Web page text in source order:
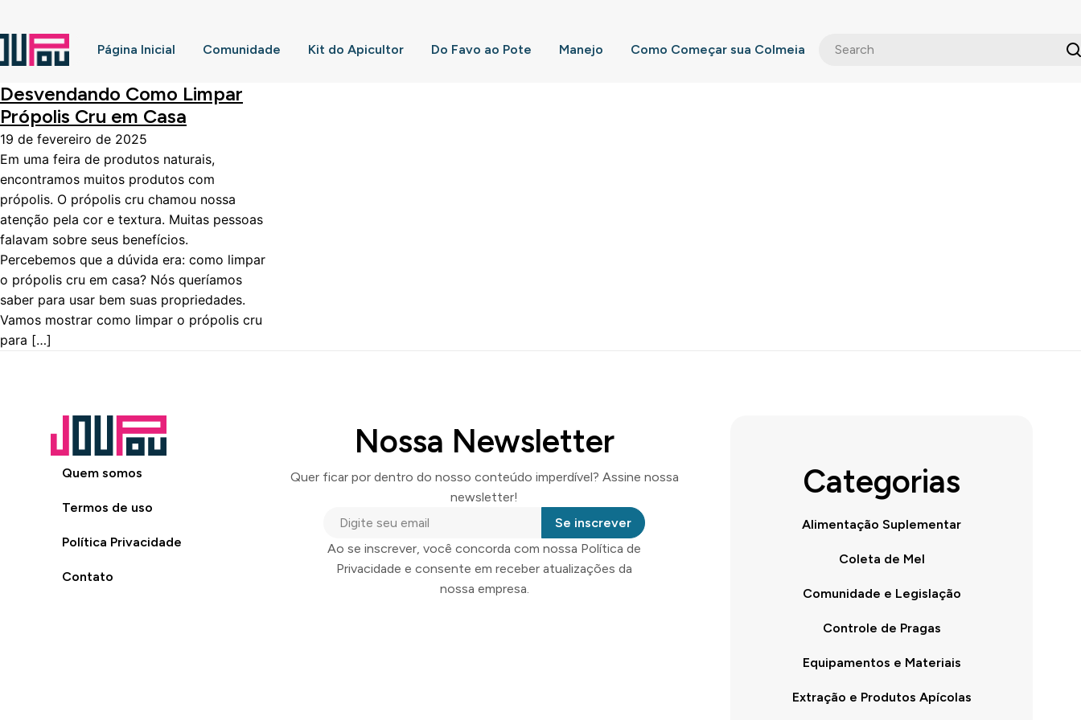
Página Inicial Comunidade Kit do Apicultor Do Favo ao Pote Manejo Como Começar sua Colmeia
Desvendando Como Limpar
Própolis Cru em Casa
19 de fevereiro de 2025
Em uma feira de produtos naturais,
encontramos muitos produtos com
própolis. O própolis cru chamou nossa
atenção pela cor e textura. Muitas pessoas
falavam sobre seus benefícios.
Percebemos que a dúvida era: como limpar
o própolis cru em casa? Nós queríamos
saber para usar bem suas propriedades.
Vamos mostrar como limpar o própolis cru
para […]
Quem somos
Termos de uso
Política Privacidade
Contato
Nossa Newsletter
Quer ficar por dentro do nosso conteúdo imperdível? Assine nossa
newsletter!
Se inscrever
Ao se inscrever, você concorda com nossa Política de
Privacidade e consente em receber atualizações da
nossa empresa.
Categorias
Alimentação Suplementar
Coleta de Mel
Comunidade e Legislação
Controle de Pragas
Equipamentos e Materiais
Extração e Produtos Apícolas